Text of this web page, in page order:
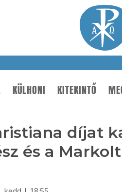
KÜLHONI KITEKINTŐ
díjat
és a